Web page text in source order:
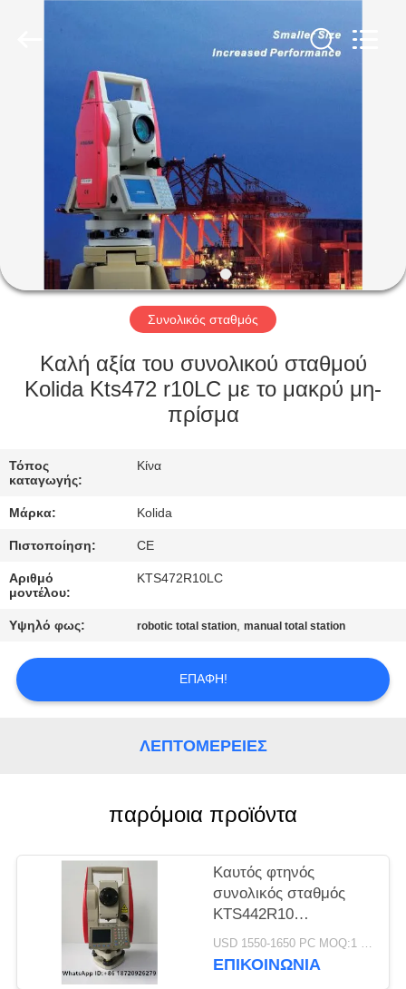
ΠΡΟΪΌΝΤΑ
ΠΕΡΊΠΟΥ
ΓΎΡΟΣ
ΕΡΓΟΣΤΑΣΊΩΝ
ΠΟΙΟΤΙΚΌΣ
ΜΑΣ
ΕΛΆΤΕ
ΕΠΑΦΉ
ΜΕ
ΑΠΌΣΠΑΣΜΑ
PRIVACY
POLICY
Συνολικός σταθμός
Καλή αξία του συνολικού σταθμού
Kolida Kts472 r10LC με το μακρύ μη-
πρίσμα
Τόπος
καταγωγής:
Κίνα
Μάρκα: Kolida
Πιστοποίηση: CE
Αριθμό
μοντέλου:
KTS472R10LC
Υψηλό φως: robotic total station,manual total station
ΕΠΑΦΉ!
ΛΕΠΤΟΜΈΡΕΙΕΣ
παρόμοια προϊόντα
Καυτός φτηνός
συνολικός σταθμός
KTS442R10
Reflectorless 1000m
εμπορικών σημάτων
USD 1550-1650 PC MOQ:1 pc
ΕΠΙΚΟΙΝΩΝΊΑ